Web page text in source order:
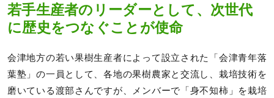
若手生産者のリーダーとして、次世代
に歴史をつなぐことが使命
会津地方の若い果樹生産者によって設立された「会津青年落
葉塾」の一員として、各地の果樹農家と交流し、栽培技術を
磨いている渡部さんですが、メンバーで「身不知柿」を栽培